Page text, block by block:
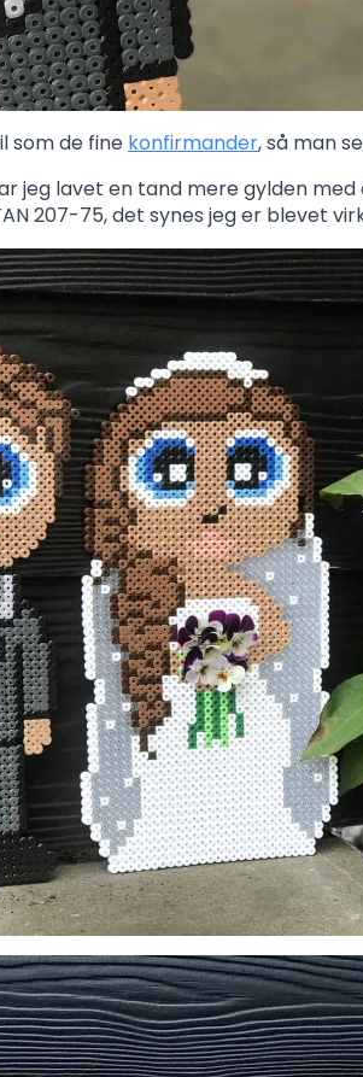
som de fine konfirmander, så man
jeg lavet en tand mere gylden med
207-75, det synes jeg er blevet